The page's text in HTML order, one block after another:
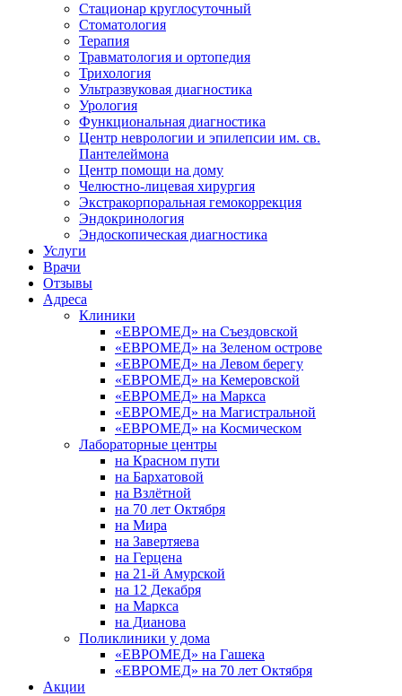
Стационар круглосуточный
Стоматология
Терапия
Травматология и ортопедия
Трихология
Ультразвуковая диагностика
Урология
Функциональная диагностика
Центр неврологии и эпилепсии им. св.
Пантелеймона
Центр помощи на дому
Челюстно-лицевая хирургия
Экстракорпоральная гемокоррекция
Эндокринология
Эндоскопическая диагностика
Услуги
Врачи
Отзывы
Адреса
Клиники
«ЕВРОМЕД» на Съездовской
«ЕВРОМЕД» на Зеленом острове
«ЕВРОМЕД» на Левом берегу
«ЕВРОМЕД» на Кемеровской
«ЕВРОМЕД» на Маркса
«ЕВРОМЕД» на Магистральной
«ЕВРОМЕД» на Космическом
Лабораторные центры
на Красном пути
на Бархатовой
на Взлётной
на 70 лет Октября
на Мира
на Завертяева
на Герцена
на 21-й Амурской
на 12 Декабря
на Маркса
на Дианова
Поликлиники у дома
«ЕВРОМЕД» на Гашека
«ЕВРОМЕД» на 70 лет Октября
Акции